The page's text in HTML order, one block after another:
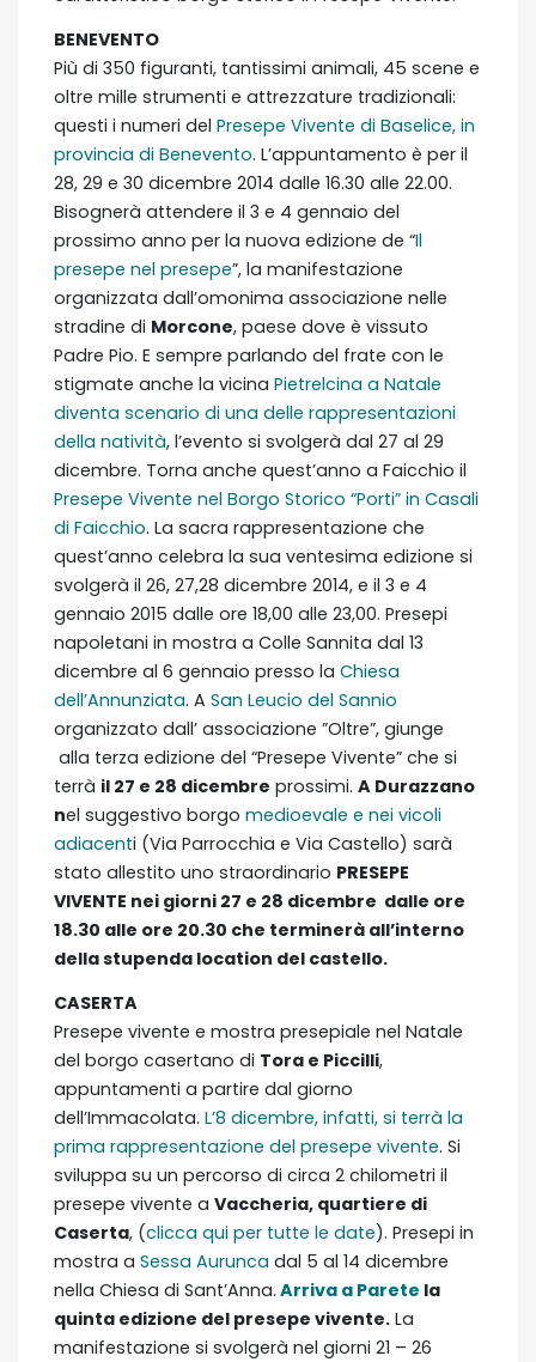
BENEVENTO
Più di 350 figuranti, tantissimi animali, 45 scene e
oltre mille strumenti e attrezzature tradizionali:
questi i numeri del Presepe Vivente di Baselice, in
provincia di Benevento. L’appuntamento è per il
28, 29 e 30 dicembre 2014 dalle 16.30 alle 22.00.
Bisognerà attendere il 3 e 4 gennaio del
prossimo anno per la nuova edizione de “Il
presepe nel presepe”, la manifestazione
organizzata dall’omonima associazione nelle
stradine di Morcone, paese dove è vissuto
Padre Pio. E sempre parlando del frate con le
stigmate anche la vicina Pietrelcina a Natale
diventa scenario di una delle rappresentazioni
della natività, l’evento si svolgerà dal 27 al 29
dicembre. Torna anche quest’anno a Faicchio il
Presepe Vivente nel Borgo Storico “Porti” in Casali
di Faicchio. La sacra rappresentazione che
quest’anno celebra la sua ventesima edizione si
svolgerà il 26, 27,28 dicembre 2014, e il 3 e 4
gennaio 2015 dalle ore 18,00 alle 23,00. Presepi
napoletani in mostra a Colle Sannita dal 13
dicembre al 6 gennaio presso la Chiesa
dell’Annunziata. A San Leucio del Sannio
organizzato dall’ associazione ”Oltre”, giunge
alla terza edizione del “Presepe Vivente” che si
terrà il 27 e 28 dicembre prossimi. A Durazzano
nel suggestivo borgo medioevale e nei vicoli
adiacenti (Via Parrocchia e Via Castello) sarà
stato allestito uno straordinario PRESEPE
VIVENTE nei giorni 27 e 28 dicembre dalle ore
18.30 alle ore 20.30 che terminerà all’interno
della stupenda location del castello.
CASERTA
Presepe vivente e mostra presepiale nel Natale
del borgo casertano di Tora e Piccilli,
appuntamenti a partire dal giorno
dell’Immacolata. L’8 dicembre, infatti, si terrà la
prima rappresentazione del presepe vivente. Si
sviluppa su un percorso di circa 2 chilometri il
presepe vivente a Vaccheria, quartiere di
Caserta, (clicca qui per tutte le date). Presepi in
mostra a Sessa Aurunca dal 5 al 14 dicembre
nella Chiesa di Sant’Anna. Arriva a Parete la
quinta edizione del presepe vivente. La
manifestazione si svolgerà nel giorni 21 – 26